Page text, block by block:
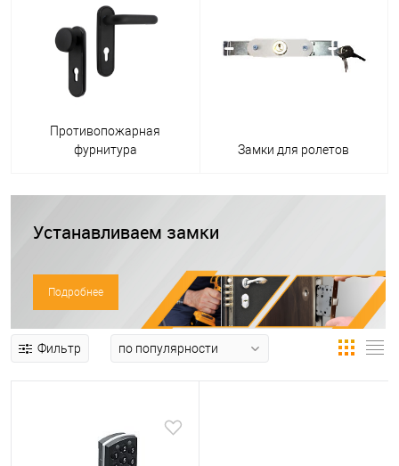
Противопожарная
фурнитура
Замки для ролетов
Устанавливаем замки
Подробнее
Фильтр